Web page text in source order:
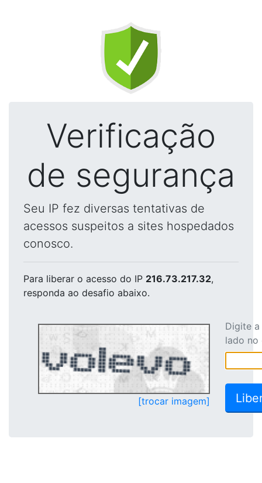
Verificação
de segurança
Seu IP fez diversas tentativas de
acessos suspeitos a sites hospedados
conosco.
Para liberar o acesso do IP 216.73.217.32,
responda ao desafio abaixo.
[trocar imagem]
Digite
lado no